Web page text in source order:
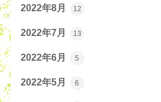
2022年8月 12
2022年7月 13
2022年6月 5
2022年5月 6